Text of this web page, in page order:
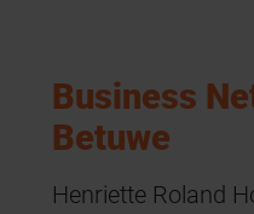
Business
Betuwe
Henriette Roland